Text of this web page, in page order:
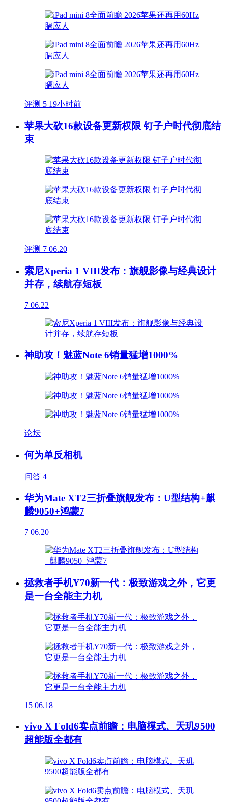
评测 5 19小时前
苹果大砍16款设备更新权限 钉子户时代彻底结
束
评测 7 06.20
索尼Xperia 1 VIII发布：旗舰影像与经典设计
并存，续航存短板
7 06.22
神助攻！魅蓝Note 6销量猛增1000%
论坛
何为单反相机
问答 4
华为Mate XT2三折叠旗舰发布：U型结构+麒
麟9050+鸿蒙7
7 06.20
拯救者手机Y70新一代：极致游戏之外，它更
是一台全能主力机
15 06.18
vivo X Fold6卖点前瞻：电脑模式、天玑9500
超能版全都有